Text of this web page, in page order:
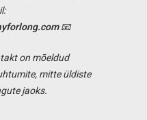
📧
on mõeldud
mitte üldiste
jaoks.